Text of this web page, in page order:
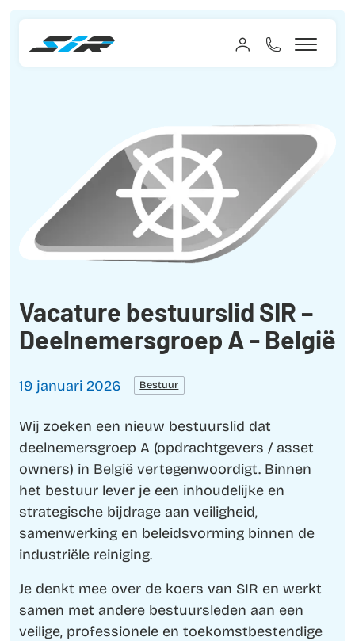
Vacature bestuurslid SIR –
Deelnemersgroep A - België
19 januari 2026 Bestuur
Wij zoeken een nieuw bestuurslid dat
deelnemersgroep A (opdrachtgevers / asset
owners) in België vertegenwoordigt. Binnen
het bestuur lever je een inhoudelijke en
strategische bijdrage aan veiligheid,
samenwerking en beleidsvorming binnen de
industriële reiniging.
Je denkt mee over de koers van SIR en werkt
samen met andere bestuursleden aan een
veilige, professionele en toekomstbestendige